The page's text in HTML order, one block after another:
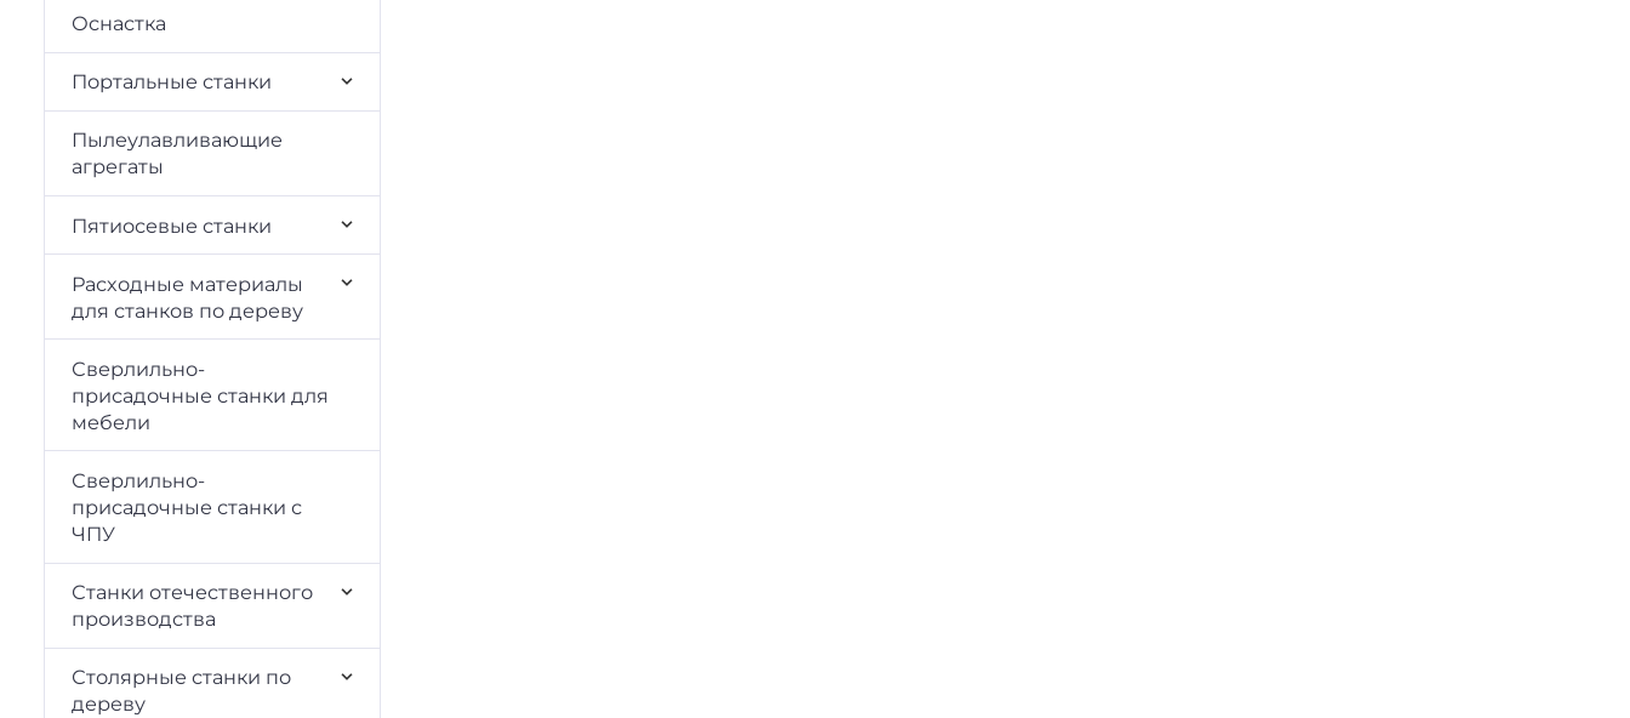
Оснастка
Портальные станки
Пылеулавливающие
агрегаты
Пятиосевые станки
Расходные материалы
для станков по дереву
Сверлильно-
присадочные станки для
мебели
Сверлильно-
присадочные станки с
ЧПУ
Станки отечественного
производства
Столярные станки по
дереву